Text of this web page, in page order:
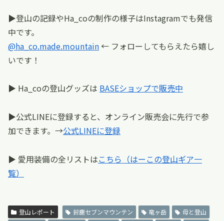
▶︎登山の記録やHa_coの制作の様子はInstagramでも発信
中です。
@ha_co.made.mountain← フォローしてもらえたら嬉し
いです！
▶︎ Ha_coの登山グッズは BASEショップで販売中
▶︎公式LINEに登録すると、オンライン販売会に先行で参
加できます。→公式LINEに登録
▶ 愛用装備の全リストはこちら（はーこの登山ギア一
覧）
登山レポート 鈴鹿セブンマウンテン 竜ヶ岳
母と登山